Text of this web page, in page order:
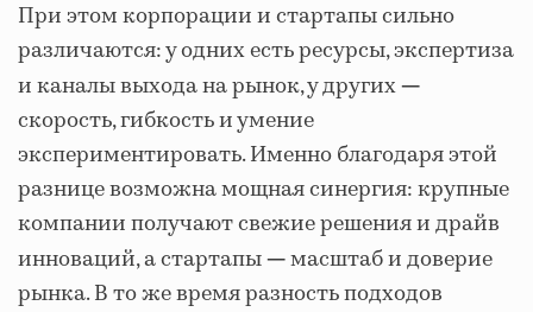
При этом корпорации и стартапы сильно
различаются: у одних есть ресурсы, экспертиза
и каналы выхода на рынок, у других —
скорость, гибкость и умение
экспериментировать. Именно благодаря этой
разнице возможна мощная синергия: крупные
компании получают свежие решения и драйв
инноваций, а стартапы — масштаб и доверие
рынка. В то же время разность подходов